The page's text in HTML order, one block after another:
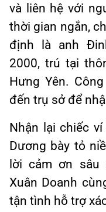
và liên hệ với
thời gian ngắn,
định là anh
2000, trú tại
Hưng Yên.
đến trụ sở để
Nhận lại chiếc
Dương bày tỏ
lời cảm ơn sâu
Xuân Doanh
tận tình hỗ trợ